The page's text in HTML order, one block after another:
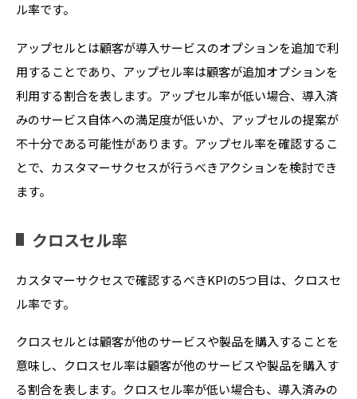
ル率です。
アップセルとは顧客が導入サービスのオプションを追加で利
用することであり、アップセル率は顧客が追加オプションを
利用する割合を表します。アップセル率が低い場合、導入済
みのサービス自体への満足度が低いか、アップセルの提案が
不十分である可能性があります。アップセル率を確認するこ
とで、カスタマーサクセスが行うべきアクションを検討でき
ます。
クロスセル率
カスタマーサクセスで確認するべきKPIの5つ目は、クロスセ
ル率です。
クロスセルとは顧客が他のサービスや製品を購入することを
意味し、クロスセル率は顧客が他のサービスや製品を購入す
る割合を表します。クロスセル率が低い場合も、導入済みの